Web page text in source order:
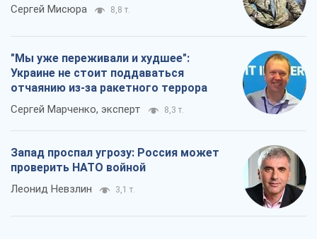
Сергей Мисюра 8,8 т.
"Мы уже переживали и худшее":
Украине не стоит поддаваться
отчаянию из-за ракетного террора
Сергей Марченко, эксперт 8,3 т.
Запад проспал угрозу: Россия может
проверить НАТО войной
Леонид Невзлин 3,1 т.